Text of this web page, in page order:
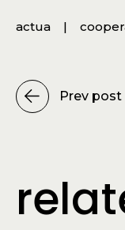
actua
Prev post